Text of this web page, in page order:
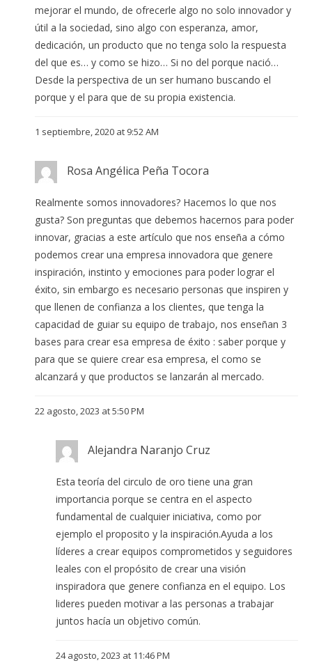
mejorar el mundo, de ofrecerle algo no solo innovador y
útil a la sociedad, sino algo con esperanza, amor,
dedicación, un producto que no tenga solo la respuesta
del que es… y como se hizo… Si no del porque nació…
Desde la perspectiva de un ser humano buscando el
porque y el para que de su propia existencia.
1 septiembre, 2020 at 9:52 AM
Rosa Angélica Peña Tocora
Realmente somos innovadores? Hacemos lo que nos
gusta? Son preguntas que debemos hacernos para poder
innovar, gracias a este artículo que nos enseña a cómo
podemos crear una empresa innovadora que genere
inspiración, instinto y emociones para poder lograr el
éxito, sin embargo es necesario personas que inspiren y
que llenen de confianza a los clientes, que tenga la
capacidad de guiar su equipo de trabajo, nos enseñan 3
bases para crear esa empresa de éxito : saber porque y
para que se quiere crear esa empresa, el como se
alcanzará y que productos se lanzarán al mercado.
22 agosto, 2023 at 5:50 PM
Alejandra Naranjo Cruz
Esta teoría del circulo de oro tiene una gran
importancia porque se centra en el aspecto
fundamental de cualquier iniciativa, como por
ejemplo el proposito y la inspiración.Ayuda a los
líderes a crear equipos comprometidos y seguidores
leales con el propósito de crear una visión
inspiradora que genere confianza en el equipo. Los
lideres pueden motivar a las personas a trabajar
juntos hacía un objetivo común.
24 agosto, 2023 at 11:46 PM